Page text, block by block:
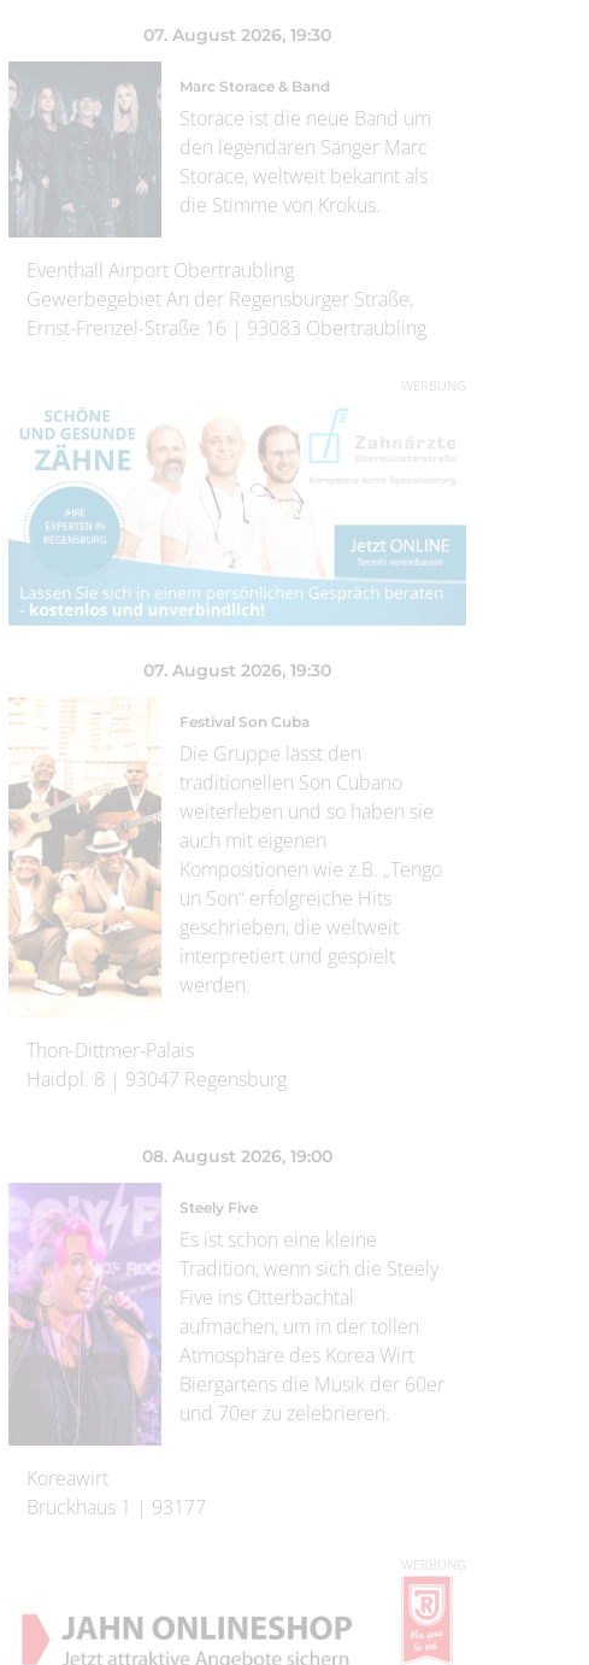
07. August 2026, 19:30
Marc Storace & Band
Storace ist die neue Band um
den legendären Sänger Marc
Storace, weltweit bekannt als
die Stimme von Krokus.
Eventhall Airport Obertraubling
Gewerbegebiet An der Regensburger Straße,
Ernst-Frenzel-Straße 16 | 93083 Obertraubling
WERBUNG
07. August 2026, 19:30
Festival Son Cuba
Die Gruppe lässt den
traditionellen Son Cubano
weiterleben und so haben sie
auch mit eigenen
Kompositionen wie z.B. „Tengo
un Son“ erfolgreiche Hits
geschrieben, die weltweit
interpretiert und gespielt
werden.
Thon-Dittmer-Palais
Haidpl. 8 | 93047 Regensburg
08. August 2026, 19:00
Steely Five
Es ist schon eine kleine
Tradition, wenn sich die Steely
Five ins Otterbachtal
aufmachen, um in der tollen
Atmosphäre des Korea Wirt
Biergartens die Musik der 60er
und 70er zu zelebrieren.
Koreawirt
Bruckhaus 1 | 93177
WERBUNG